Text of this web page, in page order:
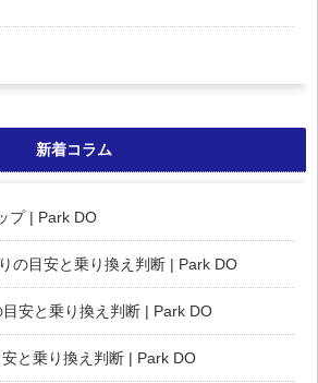
新着コラム
プ | Park DO
の目安と乗り換え判断 | Park DO
安と乗り換え判断 | Park DO
と乗り換え判断 | Park DO